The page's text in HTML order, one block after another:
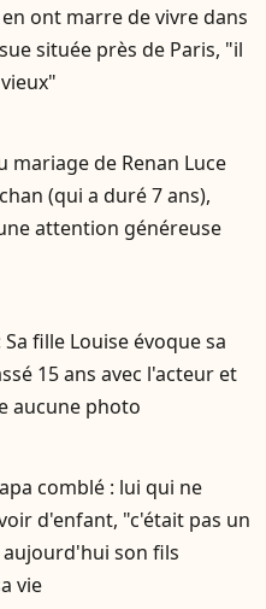
ont marre de vivre dans
située près de Paris, "il
mariage de Renan Luce
(qui a duré 7 ans),
attention généreuse
fille Louise évoque sa
15 ans avec l'acteur et
aucune photo
comblé : lui qui ne
d'enfant, "c'était pas un
son fils
vie